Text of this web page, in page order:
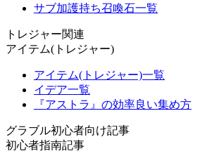
サブ加護持ち召喚石一覧
トレジャー関連
アイテム(トレジャー)
アイテム(トレジャー)一覧
イデア一覧
『アストラ』の効率良い集め方
グラブル初心者向け記事
初心者指南記事